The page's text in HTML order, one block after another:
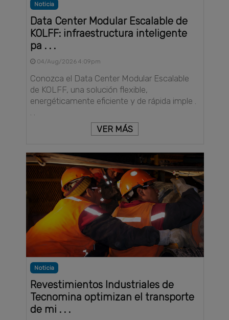
Noticia
Data Center Modular Escalable de
KOLFF: infraestructura inteligente
pa . . .
04/Aug/2026 4:09pm
Conozca el Data Center Modular Escalable
de KOLFF, una solución flexible,
energéticamente eficiente y de rápida imple .
. .
VER MÁS
Noticia
Revestimientos Industriales de
Tecnomina optimizan el transporte
de mi . . .